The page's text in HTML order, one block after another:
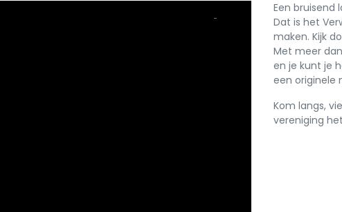
Een bruisend
Dat is het
maken. Kijk
Met meer
en je kunt je
een originele
Kom langs,
vereniging